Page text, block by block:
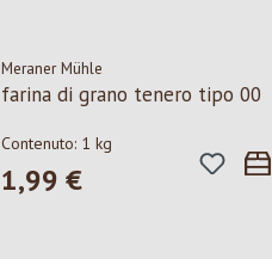
Meraner Mühle
farina di grano tenero tipo 00
Contenuto: 1 kg
Prezzo normale:
1,99 €